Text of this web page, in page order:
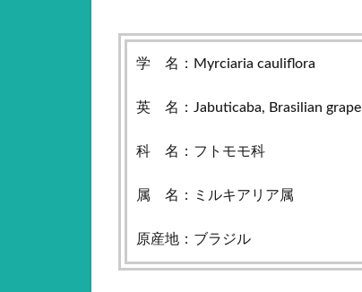
学 名：Myrciaria cauliflora
英 名：Jabuticaba, Brasilian grape
科 名：フトモモ科
属 名：ミルキアリア属
原産地：ブラジル